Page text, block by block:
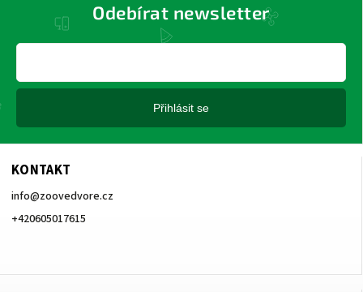
KONTAKT
info@zoovedvore.cz
+420605017615
Odebírat newsletter
Přihlásit se